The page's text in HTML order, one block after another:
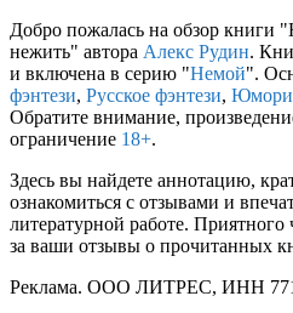
Добро пожалась на обзор книги
нежить" автора Алекс Рудин.
и включена в серию "Немой".
фэнтези, Русское фэнтези,
Обратите внимание,
ограничение 18+.
Здесь вы найдете аннотацию,
ознакомиться с отзывами и
литературной работе.
за ваши отзывы о прочитанных
Реклама. ООО ЛИТРЕС, ИНН